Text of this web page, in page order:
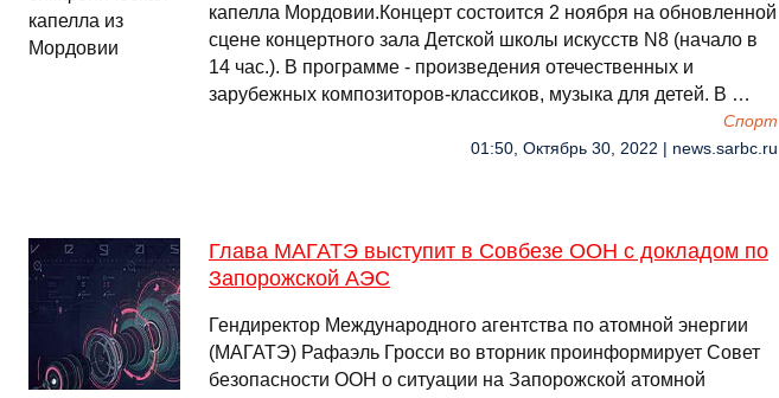
капелла Мордовии.Концерт состоится 2 ноября на обновленной
сцене концертного зала Детской школы искусств N8 (начало в
14 час.). В программе - произведения отечественных и
зарубежных композиторов-классиков, музыка для детей. В …
Спорт
01:50, Октябрь 30, 2022 | news.sarbc.ru
Глава МАГАТЭ выступит в Совбезе ООН с докладом по
Запорожской АЭС
Гендиректор Международного агентства по атомной энергии
(МАГАТЭ) Рафаэль Гросси во вторник проинформирует Совет
безопасности ООН о ситуации на Запорожской атомной